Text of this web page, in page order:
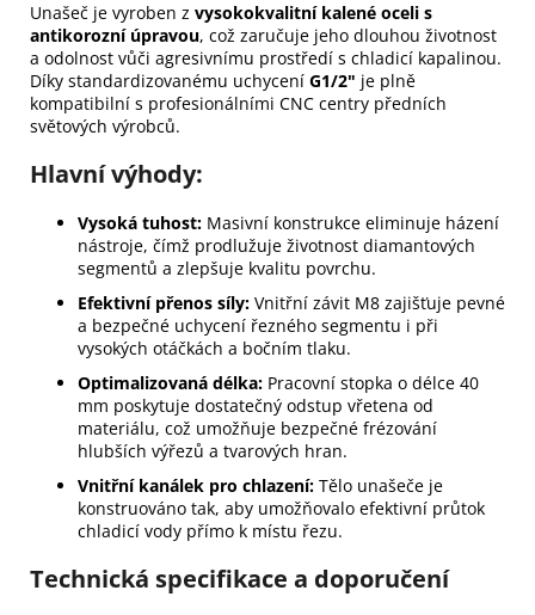
Unašeč je vyroben z vysokokvalitní kalené oceli s
antikorozní úpravou, což zaručuje jeho dlouhou životnost
a odolnost vůči agresivnímu prostředí s chladicí kapalinou.
Díky standardizovanému uchycení G1/2" je plně
kompatibilní s profesionálními CNC centry předních
světových výrobců.
Hlavní výhody:
Vysoká tuhost: Masivní konstrukce eliminuje házení
nástroje, čímž prodlužuje životnost diamantových
segmentů a zlepšuje kvalitu povrchu.
Efektivní přenos síly: Vnitřní závit M8 zajišťuje pevné
a bezpečné uchycení řezného segmentu i při
vysokých otáčkách a bočním tlaku.
Optimalizovaná délka: Pracovní stopka o délce 40
mm poskytuje dostatečný odstup vřetena od
materiálu, což umožňuje bezpečné frézování
hlubších výřezů a tvarových hran.
Vnitřní kanálek pro chlazení: Tělo unašeče je
konstruováno tak, aby umožňovalo efektivní průtok
chladicí vody přímo k místu řezu.
Technická specifikace a doporučení